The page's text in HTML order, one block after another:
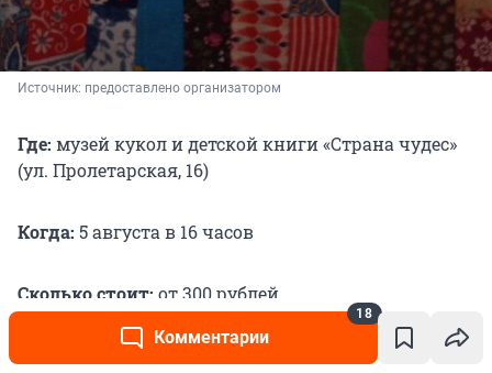
Комментарии
18
Источник: предоставлено организатором
Где: музей кукол и детской книги «Страна чудес»
(ул. Пролетарская, 16)
Когда: 5 августа в 16 часов
Сколько стоит: от 300 рублей
Возрастное ограничение: